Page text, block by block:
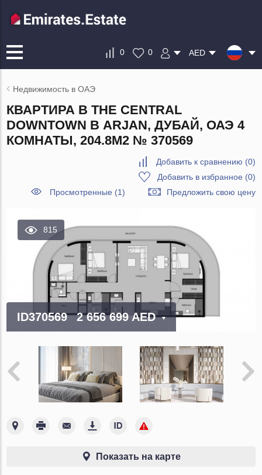
0 0 AED
Недвижимость в ОАЭ
КВАРТИРА В THE CENTRAL
DOWNTOWN В ARJAN, ДУБАЙ, ОАЭ 4
КОМНАТЫ, 204.8М2 № 370569
Добавить к сравнению (0)
Добавить в избранное (0)
Просмотренные (1)
Предложить свою цену
815
ID370569 2 656 699 AED
Показать на карте